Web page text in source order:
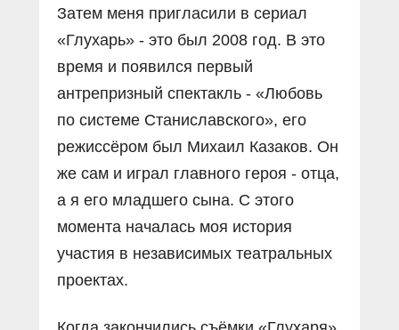
Затем меня пригласили в сериал
«Глухарь» - это был 2008 год. В это
время и появился первый
антрепризный спектакль - «Любовь
по системе Станиславского», его
режиссёром был Михаил Казаков. Он
же сам и играл главного героя - отца,
а я его младшего сына. С этого
момента началась моя история
участия в независимых театральных
проектах.